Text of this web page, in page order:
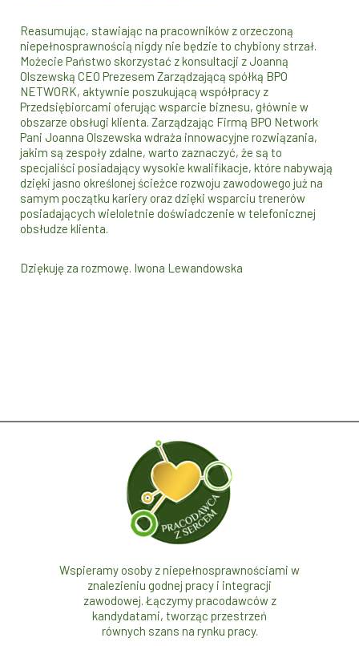
Reasumując, stawiając na pracowników z orzeczoną
niepełnosprawnością nigdy nie będzie to chybiony strzał.
Możecie Państwo skorzystać z konsultacji z Joanną
Olszewską CEO Prezesem Zarządzającą spółką BPO
NETWORK, aktywnie poszukującą współpracy z
Przedsiębiorcami oferując wsparcie biznesu, głównie w
obszarze obsługi klienta. Zarządzając Firmą BPO Network
Pani Joanna Olszewska wdraża innowacyjne rozwiązania,
jakim są zespoły zdalne, warto zaznaczyć, że są to
specjaliści posiadający wysokie kwalifikacje, które nabywają
dzięki jasno określonej ścieżce rozwoju zawodowego już na
samym początku kariery oraz dzięki wsparciu trenerów
posiadających wieloletnie doświadczenie w telefonicznej
obsłudze klienta.
Dziękuję za rozmowę. Iwona Lewandowska
Wspieramy osoby z niepełnosprawnościami w
znalezieniu godnej pracy i integracji
zawodowej. Łączymy pracodawców z
kandydatami, tworząc przestrzeń
równych szans na rynku pracy.